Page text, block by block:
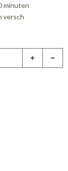
minuten
versch